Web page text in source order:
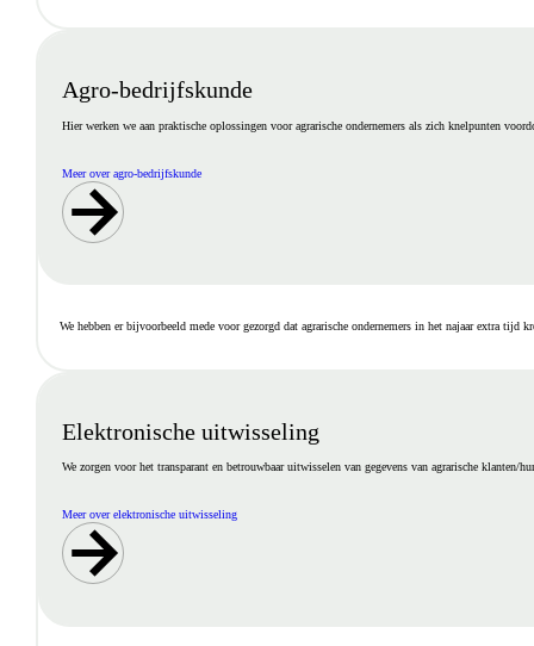
Agro-bedrijfskunde
Hier werken we aan praktische oplossingen voor agrarische ondernemers als zich knelpunten
Meer over agro-bedrijfskunde
We hebben er bijvoorbeeld mede voor gezorgd dat agrarische ondernemers in het najaar extra tijd
Elektronische uitwisseling
We zorgen voor het transparant en betrouwbaar uitwisselen van gegevens van agrarische klanten/
Meer over elektronische uitwisseling